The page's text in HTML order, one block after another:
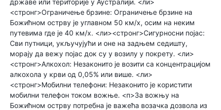
државе или територије у Аустралији. <ли>
<стронг>Ограничење брзине: Ограничење брзине на
Божићном острву је углавном 50 км/х, осим на неким
путевима где је 40 км/х. <ли><стронг>Сигурносни појас:
Сви путници, укључујући и оне на задњем седишту,
морају да вежу појас док су у возилу у покрету. <ли>
<стронг>Алкохол: Незаконито је возити са концентрацијом
алкохола у крви од 0,05% или више. <ли>
<стронг>Мобилни телефони: Незаконито је користити
мобилни телефон током вожње. <п>За вожњу на
Божићном острву потребна је важећа возачка дозвола из